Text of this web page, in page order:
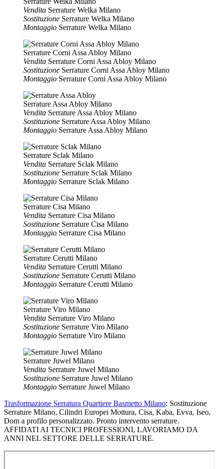
Vendita Serrature Welka Milano
Sostituzione Serrature Welka Milano
Montaggio Serrature Welka Milano
Serrature Corni Assa Abloy Milano
Vendita Serrature Corni Assa Abloy Milano
Sostituzione Serrature Corni Assa Abloy Milano
Montaggio Serrature Corni Assa Abloy Milano
Serrature Assa Abloy Milano
Vendita Serrature Assa Abloy Milano
Sostituzione Serrature Assa Abloy Milano
Montaggio Serrature Assa Abloy Milano
Serrature Sclak Milano
Vendita Serrature Sclak Milano
Sostituzione Serrature Sclak Milano
Montaggio Serrature Sclak Milano
Serrature Cisa Milano
Vendita Serrature Cisa Milano
Sostituzione Serrature Cisa Milano
Montaggio Serrature Cisa Milano
Serrature Cerutti Milano
Vendita Serrature Cerutti Milano
Sostituzione Serrature Cerutti Milano
Montaggio Serrature Cerutti Milano
Serrature Viro Milano
Vendita Serrature Viro Milano
Sostituzione Serrature Viro Milano
Montaggio Serrature Viro Milano
Serrature Juwel Milano
Vendita Serrature Juwel Milano
Sostituzione Serrature Juwel Milano
Montaggio Serrature Juwel Milano
Trasformazione Serratura Quartiere Basmetto Milano: Sostituzione
Serrature Milano, Cilindri Europei Mottura, Cisa, Kaba, Evva, Iseo,
Dom a profilo personalizzato. Pronto intervento serrature.
AFFIDATI AI TECNICI PROFESSIONI, LAVORIAMO DA
ANNI NEL SETTORE DELLE SERRATURE.